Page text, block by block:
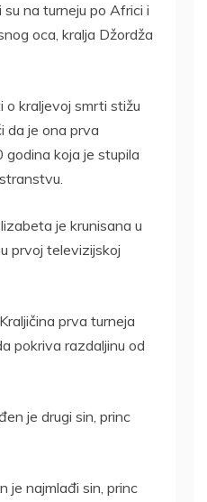
su na turneju po Africi i
oca, kralja Džordža
o kraljevoj smrti stižu
da je ona prva
koja je stupila
je krunisana u
prvoj televizijskoj
prva turneja
pokriva razdaljinu od
je drugi sin, princ
je najmlađi sin, princ